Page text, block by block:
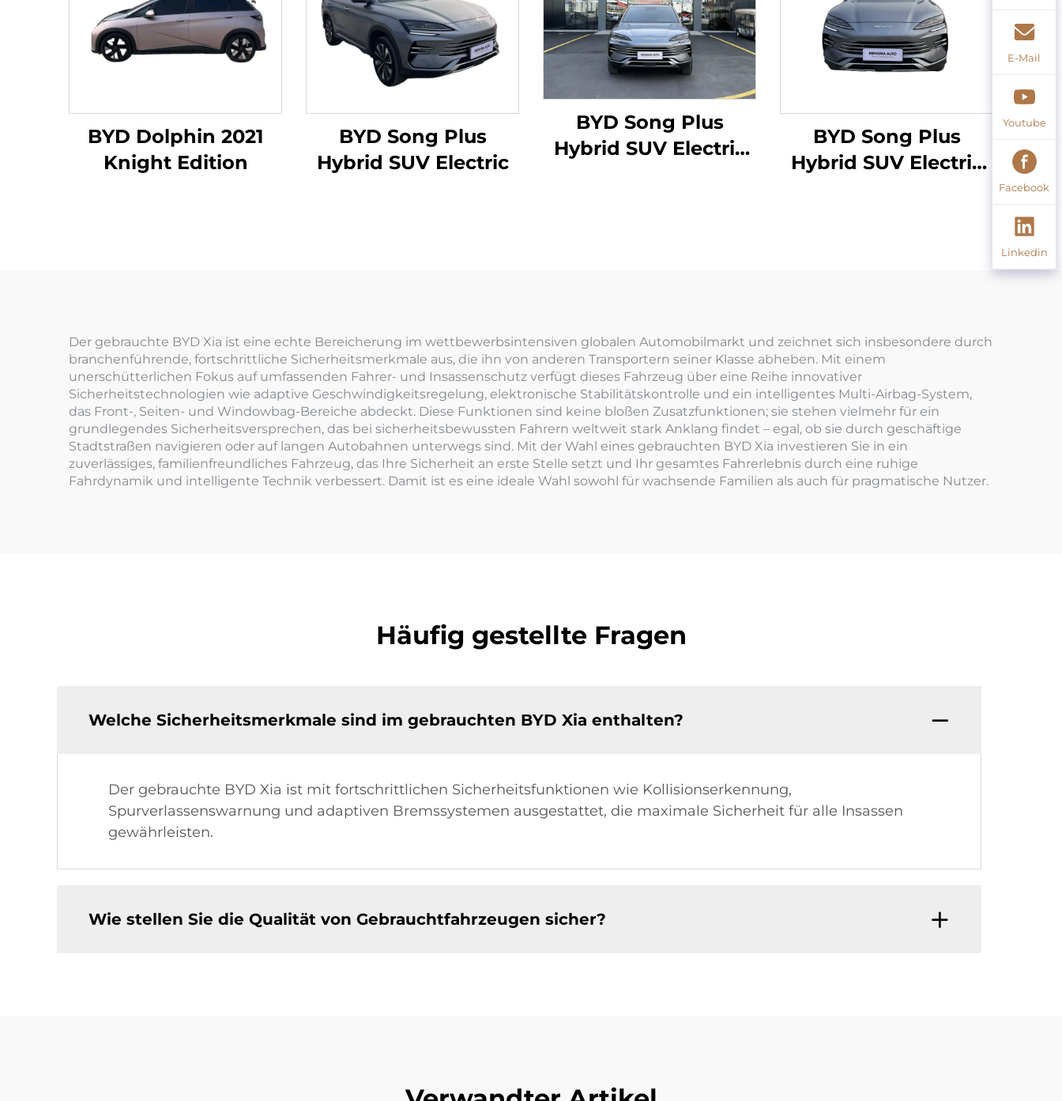
BYD Dolphin 2021
Knight Edition
BYD Song Plus
Hybrid SUV Electric
BYD Song Plus
Hybrid SUV Electric
BYD Song Plus
Hybrid SUV Electric
Der gebrauchte BYD Xia ist eine echte Bereicherung im wettbewerbsintensiven globalen Automobilmarkt und zeichnet sich insbesondere durch
branchenführende, fortschrittliche Sicherheitsmerkmale aus, die ihn von anderen Transportern seiner Klasse abheben. Mit einem
unerschütterlichen Fokus auf umfassenden Fahrer- und Insassenschutz verfügt dieses Fahrzeug über eine Reihe innovativer
Sicherheitstechnologien wie adaptive Geschwindigkeitsregelung, elektronische Stabilitätskontrolle und ein intelligentes Multi-Airbag-System,
das Front-, Seiten- und Windowbag-Bereiche abdeckt. Diese Funktionen sind keine bloßen Zusatzfunktionen; sie stehen vielmehr für ein
grundlegendes Sicherheitsversprechen, das bei sicherheitsbewussten Fahrern weltweit stark Anklang findet – egal, ob sie durch geschäftige
Stadtstraßen navigieren oder auf langen Autobahnen unterwegs sind. Mit der Wahl eines gebrauchten BYD Xia investieren Sie in ein
zuverlässiges, familienfreundliches Fahrzeug, das Ihre Sicherheit an erste Stelle setzt und Ihr gesamtes Fahrerlebnis durch eine ruhige
Fahrdynamik und intelligente Technik verbessert. Damit ist es eine ideale Wahl sowohl für wachsende Familien als auch für pragmatische Nutzer.
Häufig gestellte Fragen
Welche Sicherheitsmerkmale sind im gebrauchten BYD Xia enthalten?
Der gebrauchte BYD Xia ist mit fortschrittlichen Sicherheitsfunktionen wie Kollisionserkennung,
Spurverlassenswarnung und adaptiven Bremssystemen ausgestattet, die maximale Sicherheit für alle Insassen
gewährleisten.
Wie stellen Sie die Qualität von Gebrauchtfahrzeugen sicher?
E-Mail
Youtube
Facebook
Linkedin